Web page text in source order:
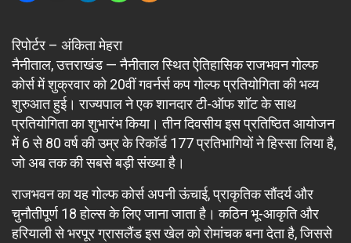
रिपोर्टर – अंकिता मेहरा
नैनीताल, उत्तराखंड — नैनीताल स्थित ऐतिहासिक राजभवन गोल्फ
कोर्स में शुक्रवार को 20वीं गवर्नर्स कप गोल्फ प्रतियोगिता की भव्य
शुरुआत हुई। राज्यपाल ने एक शानदार टी-ऑफ शॉट के साथ
प्रतियोगिता का शुभारंभ किया। तीन दिवसीय इस प्रतिष्ठित आयोजन
में 6 से 80 वर्ष की उम्र के रिकॉर्ड 177 प्रतिभागियों ने हिस्सा लिया है,
जो अब तक की सबसे बड़ी संख्या है।
राजभवन का यह गोल्फ कोर्स अपनी ऊंचाई, प्राकृतिक सौंदर्य और
चुनौतीपूर्ण 18 होल्स के लिए जाना जाता है। कठिन भू-आकृति और
हरियाली से भरपूर ग्रासलैंड इस खेल को रोमांचक बना देता है, जिससे